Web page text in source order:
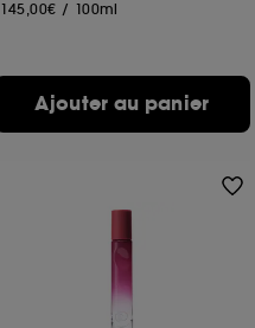
145,00€ / 100ml
Ajouter au panier